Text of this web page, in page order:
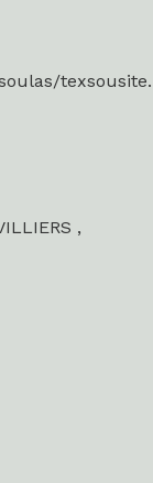
texsousite.
,